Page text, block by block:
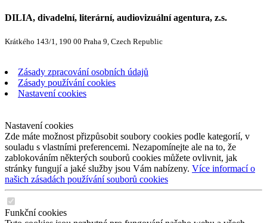
DILIA, divadelní, literární, audiovizuální agentura, z.s.
Krátkého 143/1, 190 00 Praha 9, Czech Republic
Zásady zpracování osobních údajů
Zásady používání cookies
Nastavení cookies
Nastavení cookies
Zde máte možnost přizpůsobit soubory cookies podle kategorií, v
souladu s vlastními preferencemi. Nezapomínejte ale na to, že
zablokováním některých souborů cookies můžete ovlivnit, jak
stránky fungují a jaké služby jsou Vám nabízeny. Více informací o
našich zásadách používání souborů cookies
Funkční cookies